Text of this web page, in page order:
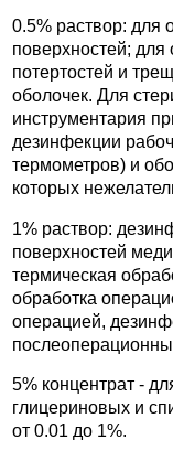
0.5% раствор: для
поверхностей;
потертостей и
оболочек. Для
инструментария
дезинфекции
термометров) и
которых
1% раствор:
поверхностей
термическая
обработка
операцией,
5% концентрат -
глицериновых и
от 0.01 до 1%.